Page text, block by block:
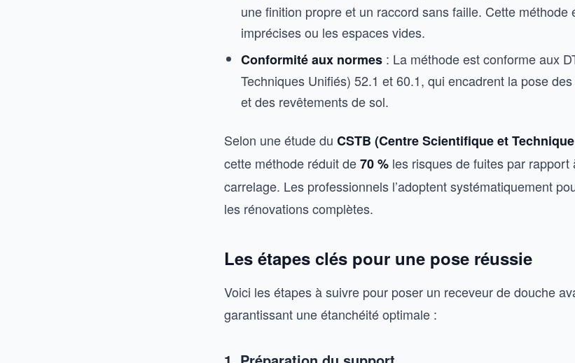
une finition propre et un raccord sans faille. Cette méthode
imprécises ou les espaces vides.
Conformité aux normes : La méthode est conforme aux
Techniques Unifiés) 52.1 et 60.1, qui encadrent la pose
et des revêtements de sol.
Selon une étude du CSTB (Centre Scientifique et
cette méthode réduit de70 % les risques de fuites par rapport
carrelage. Les professionnels l’adoptent systématiquement
les rénovations complètes.
Les étapes clés pour une pose réussie
Voici les étapes à suivre pour poser un receveur de douche
garantissant une étanchéité optimale :